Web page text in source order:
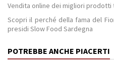
Vendita online dei migliori prodotti
Scopri il perché della fama del
presidi Slow Food Sardegna
POTREBBE ANCHE PIACERTI